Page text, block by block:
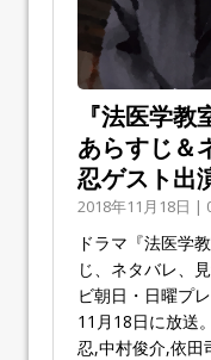
『法医学教
あらすじ＆
忍ゲスト出
2018年11月18日 |
ドラマ『法医学
じ、ネタバレ、
ビ朝日・日曜プ
11月18日に放送
忍,中村俊介,依田